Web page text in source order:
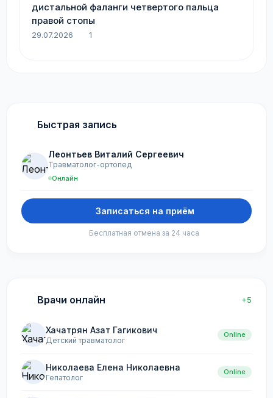
дистальной фаланги четвертого пальца
правой стопы
29.07.2026 1
Быстрая запись
Леонтьев Виталий Сергеевич
Травматолог-ортопед
Онлайн
Записаться на приём
Бесплатная отмена за 24 часа
Врачи онлайн +5
Хачатрян Азат Гагикович
Детский травматолог
Online
Николаева Елена Николаевна
Гепатолог
Online